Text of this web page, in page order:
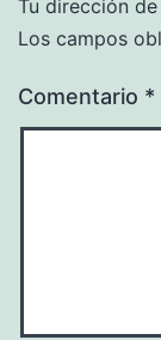
Tu dirección
Los campos
Comentario *